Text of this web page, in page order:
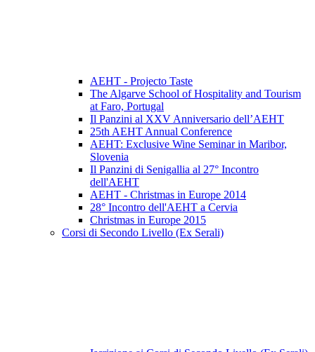
AEHT - Projecto Taste
The Algarve School of Hospitality and Tourism
at Faro, Portugal
Il Panzini al XXV Anniversario dell’AEHT
25th AEHT Annual Conference
AEHT: Exclusive Wine Seminar in Maribor,
Slovenia
Il Panzini di Senigallia al 27° Incontro
dell'AEHT
AEHT - Christmas in Europe 2014
28° Incontro dell'AEHT a Cervia
Christmas in Europe 2015
Corsi di Secondo Livello (Ex Serali)